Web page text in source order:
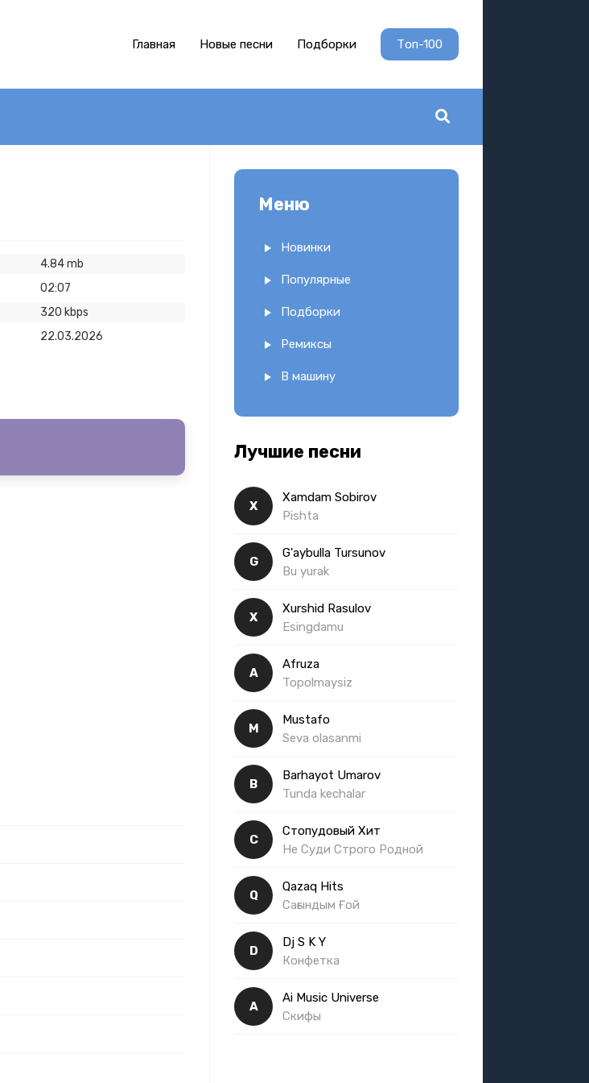
Главная Новые песни Подборки Топ-100
4.84 mb
02:07
320 kbps
22.03.2026
Меню
Новинки
Популярные
Подборки
Ремиксы
В машину
Лучшие песни
X
Xamdam Sobirov
Pishta
G
G'aybulla Tursunov
Bu yurak
X
Xurshid Rasulov
Esingdamu
A
Afruza
Topolmaysiz
M
Mustafo
Seva olasanmi
B
Barhayot Umarov
Tunda kechalar
С
Стопудовый Хит
Не Суди Строго Родной
Q
Qazaq Hits
Сағындым Ғой
D
Dj S K Y
Конфетка
A
Ai Music Universe
Скифы